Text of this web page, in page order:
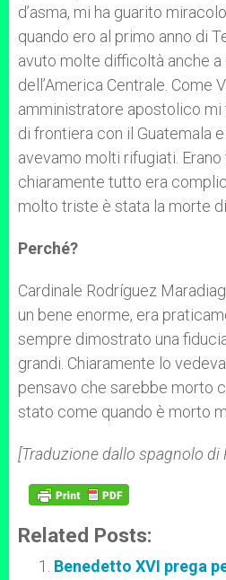
d’asma, mi ha guarito
quando ero al primo anno di
avuto molte difficoltà anche
dell’America Centrale. Come
amministratore apostolico mi
di frontiera con il Guatemala
avevamo molti rifugiati.
chiaramente tutto era
molto triste è stata la morte di
Perché?
Cardinale Rodríguez
un bene enorme, era
sempre dimostrato una
grandi. Chiaramente lo
pensavo che sarebbe morto
stato come quando è morto
[Traduzione dallo spagnolo
Related Posts:
Benedetto XVI prega